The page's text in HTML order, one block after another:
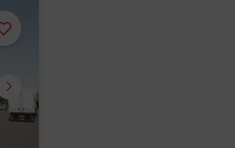
Ajouter
supprimer